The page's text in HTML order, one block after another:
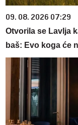
09. 08. 2026 07:29
Otvorila se Lavlja
baš: Evo koga će